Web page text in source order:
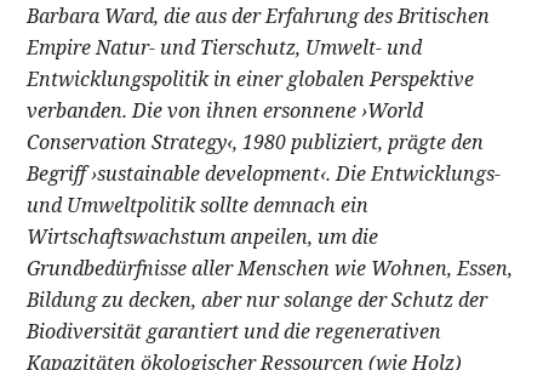
Barbara Ward, die aus der Erfahrung des Britischen
Empire Natur- und Tierschutz, Umwelt- und
Entwicklungspolitik in einer globalen Perspektive
verbanden. Die von ihnen ersonnene ›World
Conservation Strategy‹, 1980 publiziert, prägte den
Begriff ›sustainable development‹. Die Entwicklungs-
und Umweltpolitik sollte demnach ein
Wirtschaftswachstum anpeilen, um die
Grundbedürfnisse aller Menschen wie Wohnen, Essen,
Bildung zu decken, aber nur solange der Schutz der
Biodiversität garantiert und die regenerativen
Kapazitäten ökologischer Ressourcen (wie Holz)